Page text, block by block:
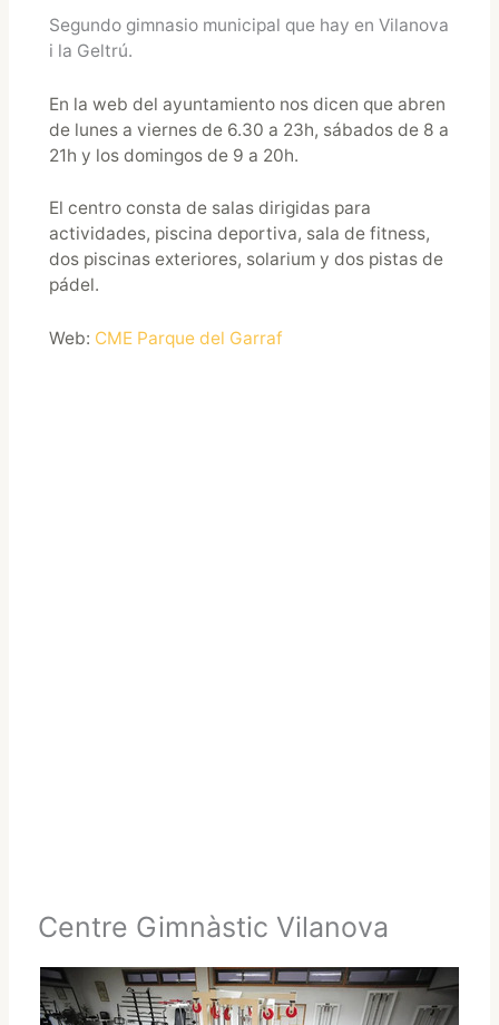
Segundo gimnasio municipal que hay en Vilanova
i la Geltrú.
En la web del ayuntamiento nos dicen que abren
de lunes a viernes de 6.30 a 23h, sábados de 8 a
21h y los domingos de 9 a 20h.
El centro consta de salas dirigidas para
actividades, piscina deportiva, sala de fitness,
dos piscinas exteriores, solarium y dos pistas de
pádel.
Web: CME Parque del Garraf
Centre Gimnàstic Vilanova